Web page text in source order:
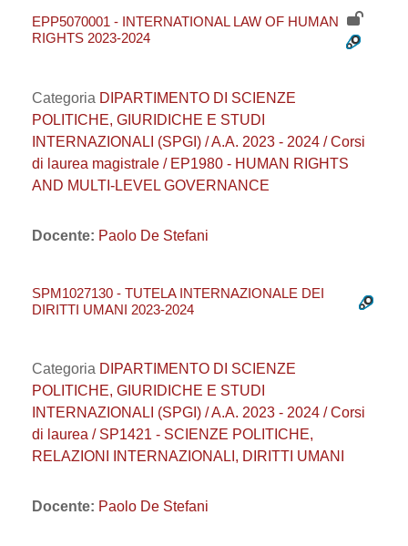
EPP5070001 - INTERNATIONAL LAW OF HUMAN
RIGHTS 2023-2024
Categoria DIPARTIMENTO DI SCIENZE
POLITICHE, GIURIDICHE E STUDI
INTERNAZIONALI (SPGI) / A.A. 2023 - 2024 / Corsi
di laurea magistrale / EP1980 - HUMAN RIGHTS
AND MULTI-LEVEL GOVERNANCE
Docente: Paolo De Stefani
SPM1027130 - TUTELA INTERNAZIONALE DEI
DIRITTI UMANI 2023-2024
Categoria DIPARTIMENTO DI SCIENZE
POLITICHE, GIURIDICHE E STUDI
INTERNAZIONALI (SPGI) / A.A. 2023 - 2024 / Corsi
di laurea / SP1421 - SCIENZE POLITICHE,
RELAZIONI INTERNAZIONALI, DIRITTI UMANI
Docente: Paolo De Stefani